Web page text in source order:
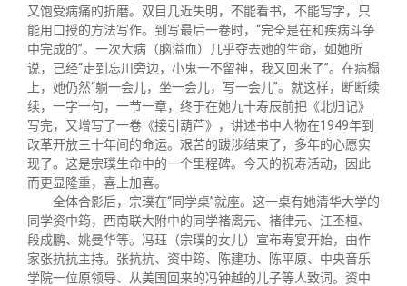
捐赠方法
义工计划
我要订阅
新媒体平台
清华故事
青春风采
校友文苑
校友讲坛
校友视界
终身学习
信息化服务
三创大赛
实用信息
校友总会
总会简介
会长致辞
总会章程
理事会名单
关闭
又饱受病痛的折磨。双目几近失明，不能看书，不能写字，只
能用口授的方法写作。到写最后一卷时，“完全是在和疾病斗争
中完成的”。一次大病（脑溢血）几乎夺去她的生命，如她所
说，已经“走到忘川旁边，小鬼一不留神，我又回来了”。在病榻
上，她仍然“躺一会儿，坐一会儿，写一会儿”。就这样，断断续
续，一字一句，一节一章，终于在她九十寿辰前把《北归记》
写完，又增写了一卷《接引葫芦》，讲述书中人物在1949年到
改革开放三十年间的命运。艰苦的跋涉结束了，多年的心愿实
现了。这是宗璞生命中的一个里程碑。今天的祝寿活动，因此
而更显隆重，喜上加喜。
全体合影后，宗璞在“同学桌”就座。这一桌有她清华大学的
同学资中筠，西南联大附中的同学褚离元、褚律元、江丕桓、
段成鹏、姚曼华等。冯珏（宗璞的女儿）宣布寿宴开始，由作
家张抗抗主持。张抗抗、资中筠、陈建功、陈平原、中央音乐
学院一位原领导、从美国回来的冯钟越的儿子等人致词。资中